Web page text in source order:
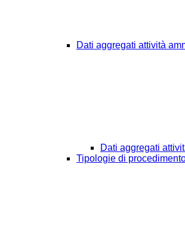
Dati aggregati attività
Dati aggregati
Tipologie di